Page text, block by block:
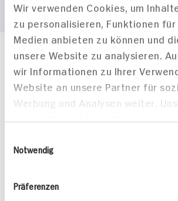
Wir verwenden Cookies, um
zu personalisieren, Funktionen
Medien anbieten zu können und
unsere Website zu analysieren.
wir Informationen zu Ihrer
Website an unsere Partner für
Werbung und Analysen weiter.
bereitgestellt haben oder die sie
Notwendig
Präferenzen
Häufig gestellte Fragen
Mehr Informationen in unserem FAQ
kontakt
hit.de
Wir beantworten gerne Ihre Fragen
Folgen Sie uns auf TikTok